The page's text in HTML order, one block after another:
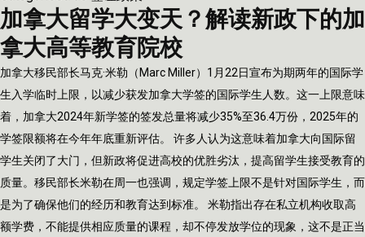
加拿大留学大变天？解读新政下的加
拿大高等教育院校
加拿大移民部长马克·米勒（Marc Miller）1月22日宣布为期两年的国际学
生入学临时上限，以减少获发加拿大学签的国际学生人数。这一上限意味
着，加拿大2024年新学签的签发总量将减少35%至36.4万份，2025年的
学签限额将在今年年底重新评估。 许多人认为这意味着加拿大向国际留
学生关闭了大门，但新政将促进高校的优胜劣汰，提高留学生接受教育的
质量。移民部长米勒在周一也强调，规定学签上限不是针对国际学生，而
是为了确保他们的经历和教育达到标准。 米勒指出存在私立机构收取高
额学费，不能提供相应质量的课程，却不停发放学位的现象，这不是正当